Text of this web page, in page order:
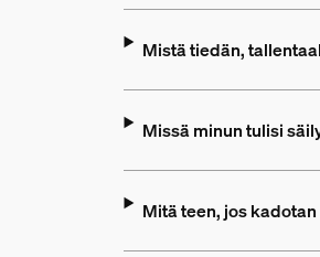
Mistä tiedän,
Missä minun tulisi
Mitä teen, jos